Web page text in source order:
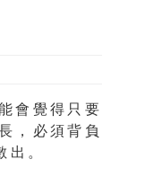
會覺得只要
，必須背負
出。